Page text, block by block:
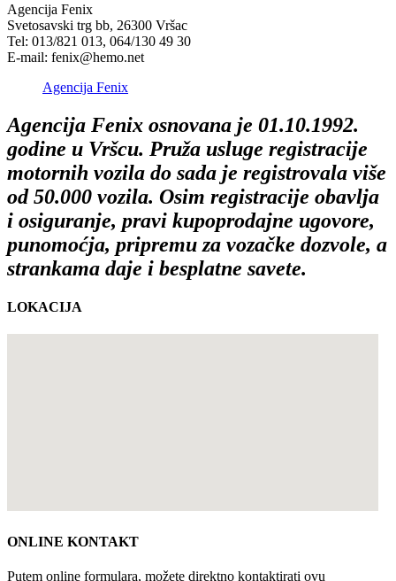
Agencija Fenix
Svetosavski trg bb, 26300 Vršac
Tel: 013/821 013, 064/130 49 30
E-mail: fenix@hemo.net
Agencija Fenix
Agencija Fenix osnovana je 01.10.1992.
godine u Vršcu. Pruža usluge registracije
motornih vozila do sada je registrovala više
od 50.000 vozila. Osim registracije obavlja
i osiguranje, pravi kupoprodajne ugovore,
punomoćja, pripremu za vozačke dozvole, a
strankama daje i besplatne savete.
LOKACIJA
ONLINE KONTAKT
Putem online formulara, možete direktno kontaktirati ovu